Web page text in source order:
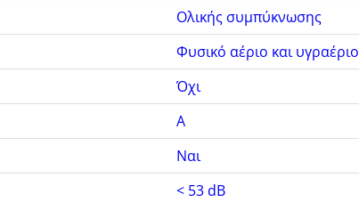
Ολικής συμπύκνωσης
Φυσικό αέριο και υγραέριο
Όχι
A
Ναι
< 53 dB